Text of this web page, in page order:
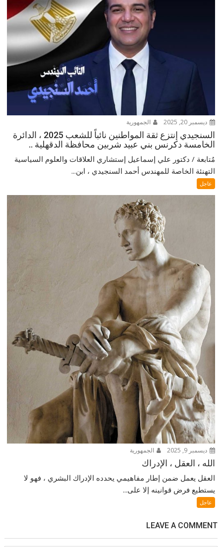
ديسمبر 20, 2025 الجمهورية
السنجيدي إنتزع ثقة المواطنين نائباً للشعب 2025 ، الدائرة
الخامسة دكرنس بني عبيد شربين محافظة الدقهلية ..
مُتابعة / دكتور علي إسماعيل إستشاري العلاقات والعلوم السياسية
التهنئة الخاصة للمهندس أحمد السنجيدي ، ابن...
عاجل
ديسمبر 9, 2025 الجمهورية
الله ، العقل ، الإدراك
العقل يعمل ضمن إطار مفاهيمي يحدده الإدراك البشري ، فهو لا
يستطيع فرض قوانينه إلا على...
عاجل
LEAVE A COMMENT